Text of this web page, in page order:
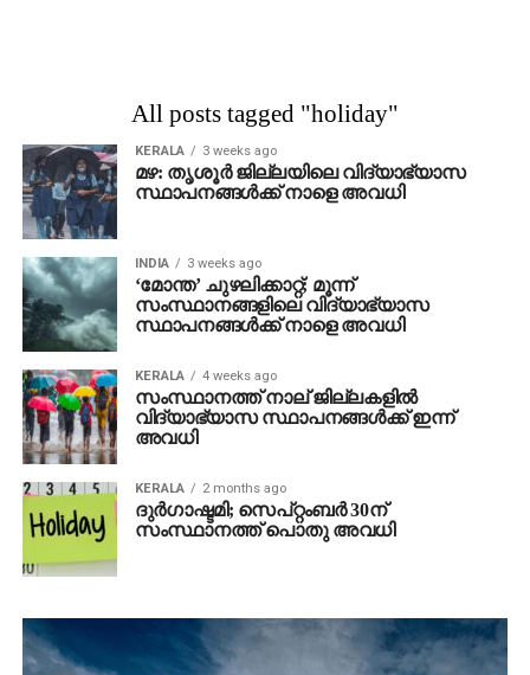
All posts tagged "holiday"
KERALA 3 weeks ago
മഴ: തൃശൂര്‍ ജില്ലയിലെ വിദ്യാഭ്യാസ
സ്ഥാപനങ്ങള്‍ക്ക് നാളെ അവധി
INDIA 3 weeks ago
‘മോന്ത’ ചുഴലിക്കാറ്റ്; മൂന്ന്
സംസ്ഥാനങ്ങളിലെ വിദ്യാഭ്യാസ
സ്ഥാപനങ്ങൾക്ക് നാളെ അവധി
KERALA 4 weeks ago
സംസ്ഥാനത്ത് നാല് ജില്ലകളില്‍
വിദ്യാഭ്യാസ സ്ഥാപനങ്ങള്‍ക്ക് ഇന്ന്
അവധി
KERALA 2 months ago
ദുര്‍ഗാഷ്ടമി; സെപ്റ്റംബര്‍ 30ന്
സംസ്ഥാനത്ത് പൊതു അവധി